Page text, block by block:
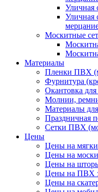
Уличная
Уличная
Москитные
Материалы
Пленки ПВХ
Фурнитура
Окантовка
Молнии,
Материалы
Праздничная
Сетки ПВХ
Цены
Цены на
Цены на
Цены на
Цены на ПВХ
Цены на